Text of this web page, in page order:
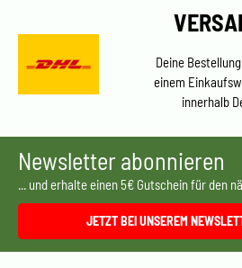
Deine
einem
innerhalb
Newsletter abonnieren
... und erhalte einen 5€ Gutschein für den
JETZT BEI UNSEREM